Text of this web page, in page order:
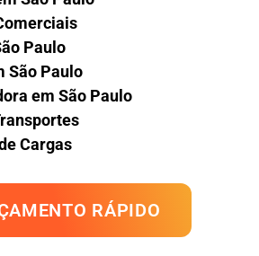
Paulo
São Paulo
em São Paulo
Cargas
RÁPIDO